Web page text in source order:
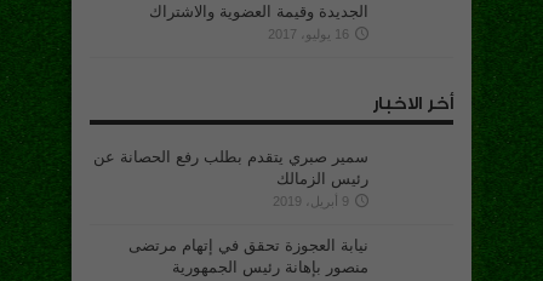
الجديدة وقيمة العضوية والاشتراك
16 يوليو، 2017
أخر الاخبار
سمير صبري يتقدم بطلب رفع الحصانة عن
رئيس الزمالك
9 أبريل، 2019
نيابة العجوزة تحقق في إتهام مرتضى
منصور بإهانة رئيس الجمهورية